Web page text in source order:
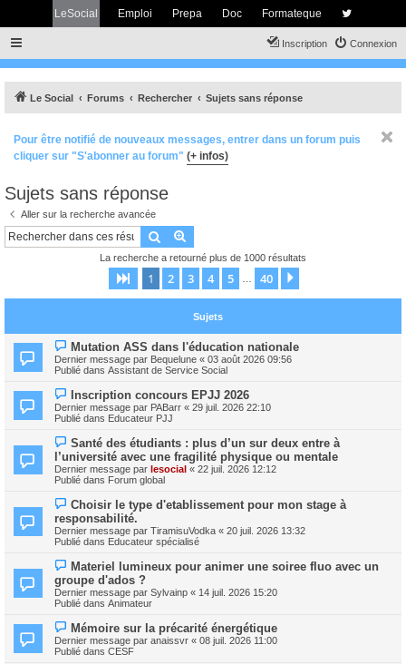
LeSocial Emploi Prepa Doc Formateque
Connexion
Inscription
Le Social Forums Rechercher Sujets sans réponse
Pour être notifié de nouveaux messages, entrer dans un forum puis
cliquer sur "S'abonner au forum" (+ infos)
Sujets sans réponse
Aller sur la recherche avancée
Rechercher
La recherche a retourné plus de 1000 résultats
Page 1sur40
1 2 3 4 5 40
Sujets
N
o
u
v
a
u
m
s
s
a
g
e
Mutation ASS dans l'éducation nationale
Dernier message par Bequelune « 03 août 2026 09:56
Publié dans Assistant de Service Social
N
o
u
v
a
u
m
e
s
a
g
e
Inscription concours EPJJ 2026
Dernier message par PABarr « 29 juil. 2026 22:10
Publié dans Educateur PJJ
N
o
u
v
e
u
m
e
s
s
a
g
e
Santé des étudiants : plus d’un sur deux entre à
l’université avec une fragilité physique ou mentale
Dernier message par lesocial « 22 juil. 2026 12:12
Publié dans Forum global
N
o
u
v
e
u
m
e
s
s
a
g
e
Choisir le type d'etablissement pour mon stage à
responsabilité.
Dernier message par TiramisuVodka « 20 juil. 2026 13:32
Publié dans Educateur spécialisé
N
o
u
v
e
u
m
e
Materiel lumineux pour animer une soiree fluo avec un
groupe d'ados ?
Dernier message par Sylvainp « 14 juil. 2026 15:20
Publié dans Animateur
N
o
u
v
Mémoire sur la précarité énergétique
Dernier message par anaissvr « 08 juil. 2026 11:00
Publié dans CESF